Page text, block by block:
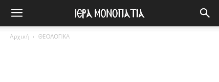
Αρχική ΘΕΟΛΟΓΙΚΑ